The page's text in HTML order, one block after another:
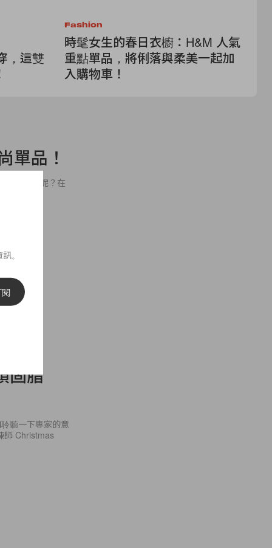
，這雙
Fashion
時髦女生的春日衣櫥：H&M 人氣
重點單品，將俐落與柔美一起加
入購物車！
單品！
風格登場呢？在
固脂
聽一下專家的意
師 Christmas
。